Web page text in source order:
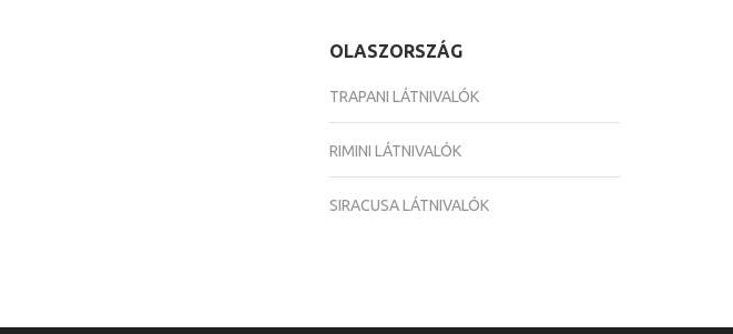
OLASZORSZÁG
TRAPANI LÁTNIVALÓK
RIMINI LÁTNIVALÓK
SIRACUSA LÁTNIVALÓK